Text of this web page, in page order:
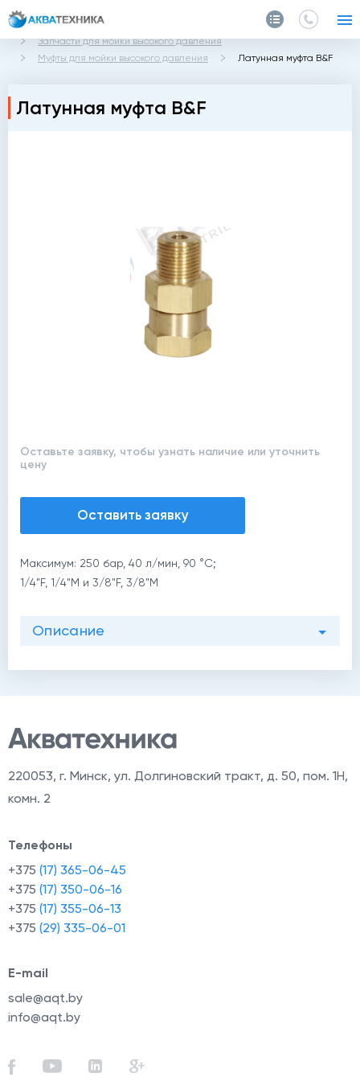
Главная Каталог
Запчасти для мойки высокого давления
Муфты для мойки высокого давления
Латунная муфта B&F
Латунная муфта B&F
Оставьте заявку, чтобы узнать наличие или уточнить
цену
Оставить заявку
Максимум: 250 бар, 40 л/мин, 90 °C;
1/4"F, 1/4"M и 3/8"F, 3/8"M
Описание
220053, г. Минск, ул. Долгиновский тракт, д. 50, пом. 1Н,
комн. 2
Телефоны
+375 (17) 365-06-45
+375 (17) 350-06-16
+375 (17) 355-06-13
+375 (29) 335-06-01
E-mail
sale@aqt.by
info@aqt.by